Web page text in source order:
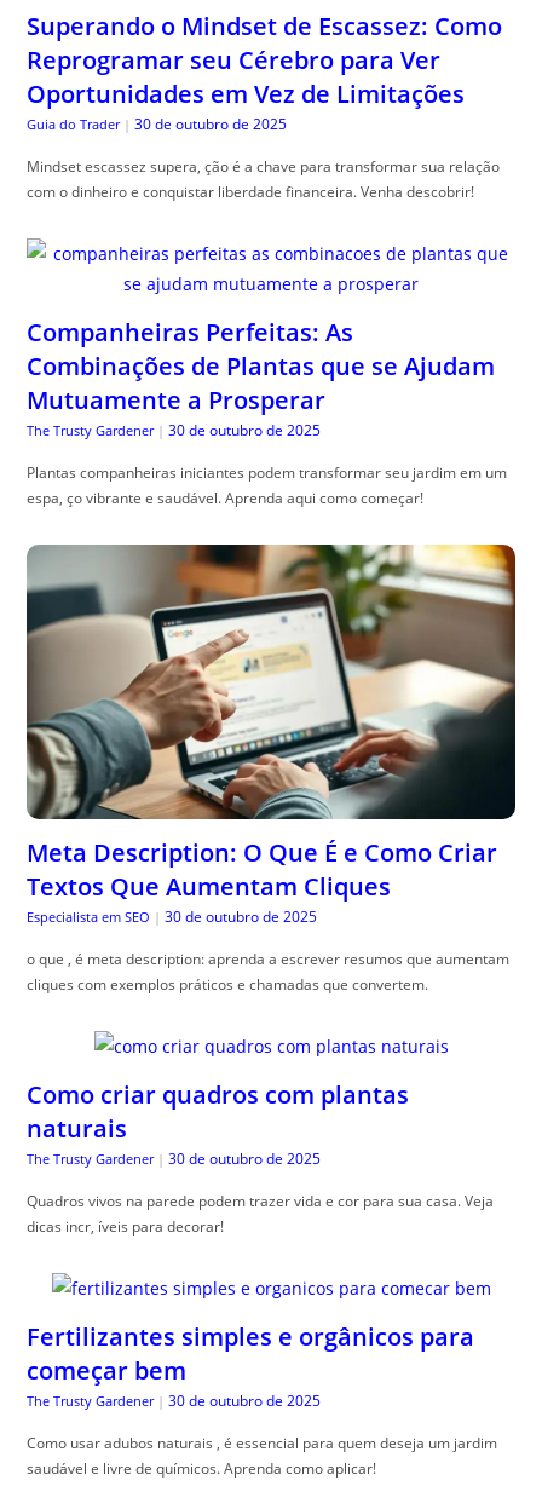
Superando o Mindset de Escassez: Como
Reprogramar seu Cérebro para Ver
Oportunidades em Vez de Limitações
Guia do Trader | 30 de outubro de 2025
Mindset escassez supera, ção é a chave para transformar sua relação
com o dinheiro e conquistar liberdade financeira. Venha descobrir!
Companheiras Perfeitas: As
Combinações de Plantas que se Ajudam
Mutuamente a Prosperar
The Trusty Gardener | 30 de outubro de 2025
Plantas companheiras iniciantes podem transformar seu jardim em um
espa, ço vibrante e saudável. Aprenda aqui como começar!
Meta Description: O Que É e Como Criar
Textos Que Aumentam Cliques
Especialista em SEO | 30 de outubro de 2025
o que , é meta description: aprenda a escrever resumos que aumentam
cliques com exemplos práticos e chamadas que convertem.
Como criar quadros com plantas
naturais
The Trusty Gardener | 30 de outubro de 2025
Quadros vivos na parede podem trazer vida e cor para sua casa. Veja
dicas incr, íveis para decorar!
Fertilizantes simples e orgânicos para
começar bem
The Trusty Gardener | 30 de outubro de 2025
Como usar adubos naturais , é essencial para quem deseja um jardim
saudável e livre de químicos. Aprenda como aplicar!